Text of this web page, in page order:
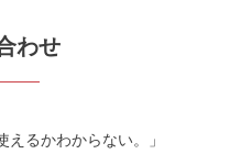
わせ
えるかわからない。」